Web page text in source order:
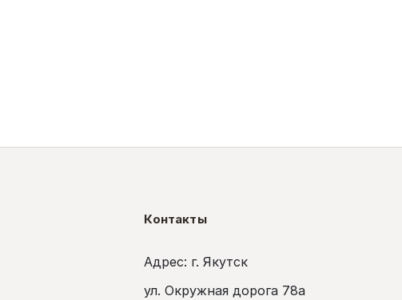
Контакты
Адрес: г. Якутск
ул. Окружная дорога 78а